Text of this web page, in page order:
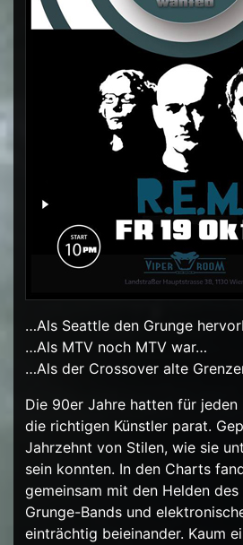
…Als Seattle den Grunge
…Als MTV noch MTV war…
…Als der Crossover alte
Die 90er Jahre hatten für jeden
die richtigen Künstler parat.
Jahrzehnt von Stilen, wie sie
sein konnten. In den Charts
gemeinsam mit den Helden
Grunge-Bands und
einträchtig beieinander. Kaum